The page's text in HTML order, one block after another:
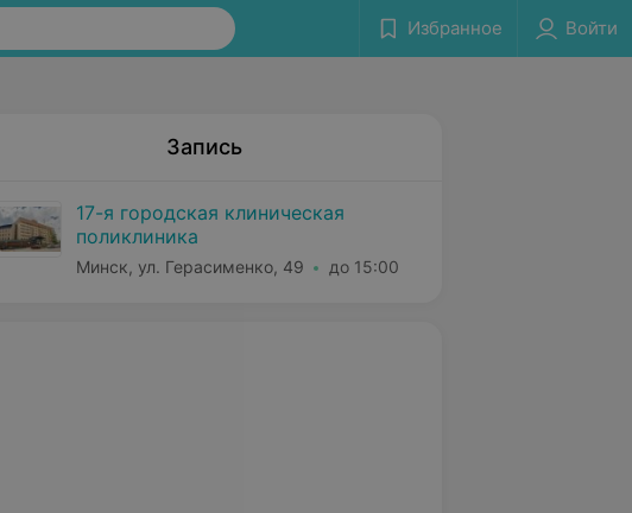
Избранное Войти
Запись
17-я городская клиническая
поликлиника
Минск, ул. Герасименко, 49 до 15:00